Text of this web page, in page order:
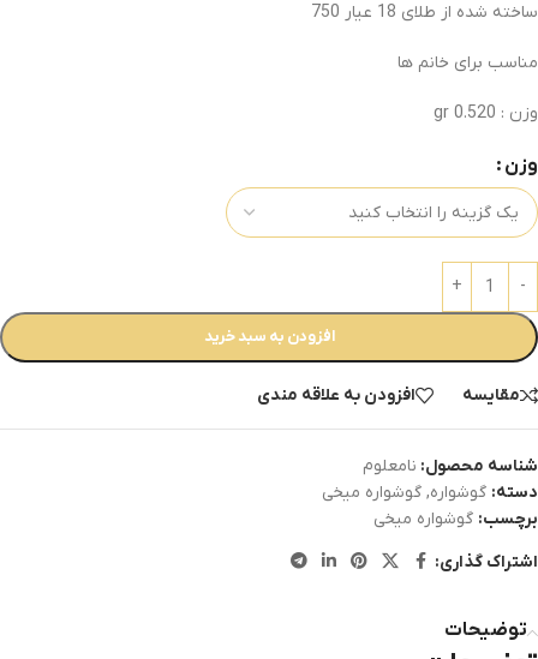
ساخته شده از طلای 18 عیار 750
مناسب برای خانم ها
وزن : 0.520 gr
وزن
افزودن به سبد خرید
مقایسه افزودن به علاقه مندی
شناسه محصول: نامعلوم
دسته: گوشواره, گوشواره میخی
برچسب: گوشواره میخی
اشتراک گذاری:
توضیحات